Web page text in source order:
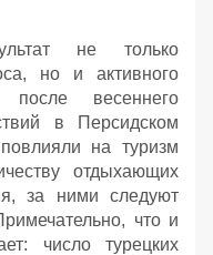
не только
но и активного
после весеннего
в Персидском
на туризм
отдыхающих
за ними следуют
что и
число турецких